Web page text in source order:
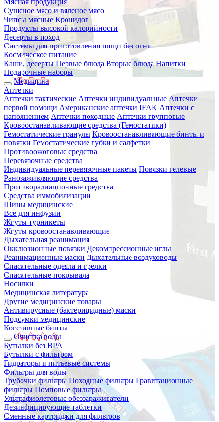
Мясная продукция
Сушеное мясо и вяленое мясо
Чипсы мясные Кронидов
Продукты высокой калорийности
Десерты в поход
Системы для приготовления пищи без огня
Космическое питание
Каши, десерты Первые блюда Вторые блюда Напитки
Подарочные наборы
Медицина
Аптечки
Аптечки тактические Аптечки индивидуальные Аптечки
первой помощи Американские аптечки IFAK Аптечки с
наполнением Аптечки походные Аптечки групповые
Кровоостанавливающие средства (Гемостатики)
Гемостатические гранулы Кровоостанавливающие бинты и
повязки Гемостатические губки и салфетки
Противоожоговые средства
Перевязочные средства
Индивидуальные перевязочные пакеты Повязки гелевые
Ранозаживляющие средства
Противорадиационные средства
Средства иммобилизации
Шины медицинские
Все для инфузии
Жгуты турникеты
Жгуты кровоостанавливающие
Дыхательная реанимация
Окклюзионные повязки Декомпрессионные иглы
Реанимационные маски Дыхательные воздуховоды
Спасательные одеяла и грелки
Спасательные покрывала
Носилки
Медицинская литература
Другие медицинские товары
Антивирусные (бактерицидные) маски
Подсумки медицинские
Когезивные бинты
Очистка воды
Бутылки без BPA
Бутылки с фильтром
Гидраторы и питьевые системы
Фильтры для воды
Трубочки фильтры Походные фильтры Гравитационные
фильтры Помповые фильтры
Ультрафиолетовые обеззараживатели
Дезинфицирующие таблетки
Сменные картриджи для фильтров